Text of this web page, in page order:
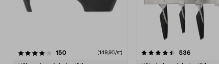
150recensioner(149,90/st)
4.5av 5 stjärnor 536
4.0av 5 stjärnor